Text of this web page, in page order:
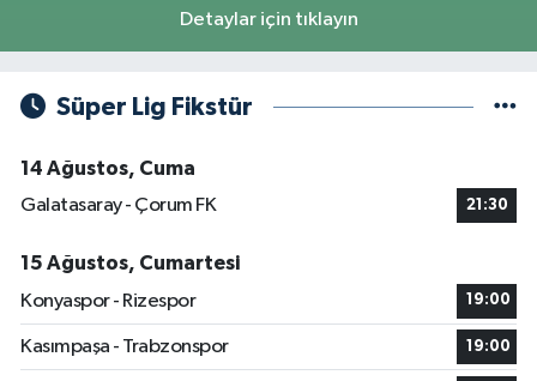
Detaylar için tıklayın
Süper Lig Fikstür
14 Ağustos, Cuma
Galatasaray - Çorum FK
21:30
15 Ağustos, Cumartesi
Konyaspor - Rizespor
19:00
Kasımpaşa - Trabzonspor 19:00